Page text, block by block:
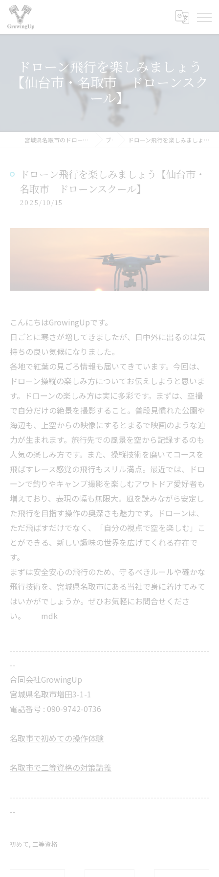
ドローン飛行を楽しみましょう
【仙台市・名取市 ドローンスク
ール】
宮城県名取市のドローンスクールなら合同会社GrowingUp ブログ ドローン飛行を楽しみましょう【仙台市・名取市 ドローンスクール】
ドローン飛行を楽しみましょう【仙台市・
名取市 ドローンスクール】
2025/10/15
こんにちはGrowingUpです。
日ごとに寒さが増してきましたが、日中外に出るのは気
持ちの良い気候になりました。
各地で紅葉の見ごろ情報も届いてきています。今回は、
ドローン操縦の楽しみ方についてお伝えしようと思いま
す。ドローンの楽しみ方は実に多彩です。まずは、空撮
で自分だけの絶景を撮影すること。普段見慣れた公園や
海辺も、上空からの映像にするとまるで映画のような迫
力が生まれます。旅行先での風景を空から記録するのも
人気の楽しみ方です。また、操縦技術を磨いてコースを
飛ばすレース感覚の飛行もスリル満点。最近では、ドロ
ーンで釣りやキャンプ撮影を楽しむアウトドア愛好者も
増えており、表現の幅も無限大。風を読みながら安定し
た飛行を目指す操作の奥深さも魅力です。ドローンは、
ただ飛ばすだけでなく、「自分の視点で空を楽しむ」こ
とができる、新しい趣味の世界を広げてくれる存在で
す。
まずは安全安心の飛行のため、守るべきルールや確かな
飛行技術を、宮城県名取市にある当社で身に着けてみて
はいかがでしょうか。ぜひお気軽にお問合せくださ
い。 mdk
--------------------------------------------------------------------
--
合同会社GrowingUp
宮城県名取市増田3-1-1
電話番号 : 090-9742-0736
名取市で初めての操作体験
名取市で二等資格の対策講義
--------------------------------------------------------------------
--
初めて 二等資格